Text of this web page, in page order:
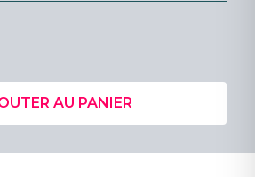
AU PANIER